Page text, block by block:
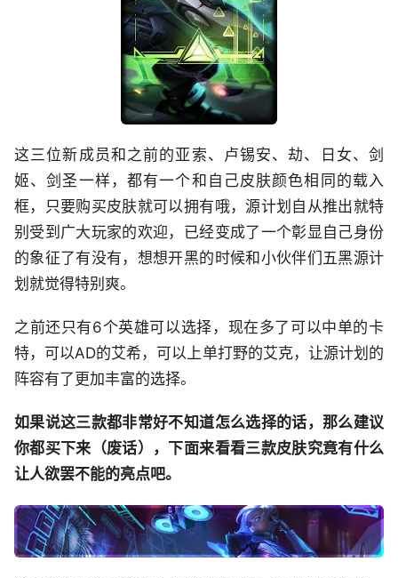
这三位新成员和之前的亚索、卢锡安、劫、日女、剑
姬、剑圣一样，都有一个和自己皮肤颜色相同的载入
框，只要购买皮肤就可以拥有哦，源计划自从推出就特
别受到广大玩家的欢迎，已经变成了一个彰显自己身份
的象征了有没有，想想开黑的时候和小伙伴们五黑源计
划就觉得特别爽。
之前还只有6个英雄可以选择，现在多了可以中单的卡
特，可以AD的艾希，可以上单打野的艾克，让源计划的
阵容有了更加丰富的选择。
如果说这三款都非常好不知道怎么选择的话，那么建议
你都买下来（废话），下面来看看三款皮肤究竟有什么
让人欲罢不能的亮点吧。